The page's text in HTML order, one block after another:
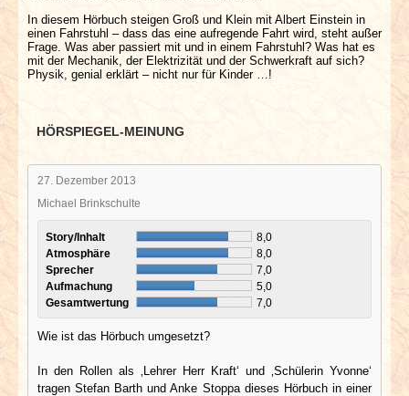
In diesem Hörbuch steigen Groß und Klein mit Albert Einstein in
einen Fahrstuhl – dass das eine aufregende Fahrt wird, steht außer
Frage. Was aber passiert mit und in einem Fahrstuhl? Was hat es
mit der Mechanik, der Elektrizität und der Schwerkraft auf sich?
Physik, genial erklärt – nicht nur für Kinder …!
HÖRSPIEGEL-MEINUNG
27. Dezember 2013
Michael Brinkschulte
Story/Inhalt
8,0
Atmosphäre
8,0
Sprecher
7,0
Aufmachung
5,0
Gesamtwertung
7,0
Wie ist das Hörbuch umgesetzt?
In den Rollen als ‚Lehrer Herr Kraft‘ und ‚Schülerin Yvonne‘
tragen Stefan Barth und Anke Stoppa dieses Hörbuch in einer